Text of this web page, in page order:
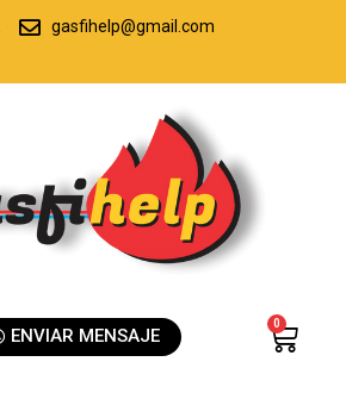
gasfihelp@gmail.com
ENVIAR MENSAJE
0